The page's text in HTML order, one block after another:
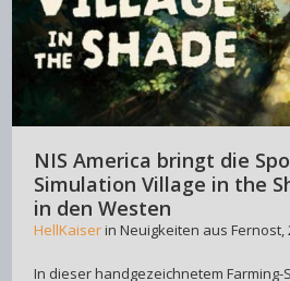
NIS America bringt die
Simulation Village in the
in den Westen
HellKaiserin Neuigkeiten aus Fernost,
In dieser handgezeichnetem